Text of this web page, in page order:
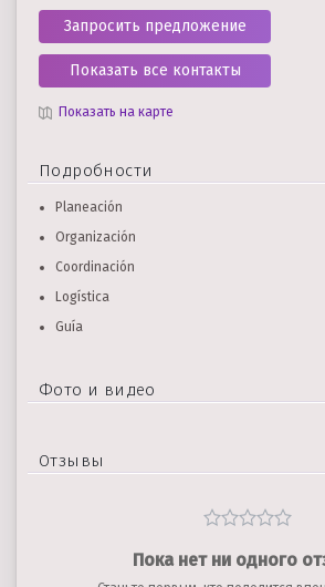
Запросить предложение
Показать все контакты
Показать на карте
Подробности
Planeación
Organización
Coordinación
Logística
Guía
Фото и видео
Отзывы
Пока нет ни одного